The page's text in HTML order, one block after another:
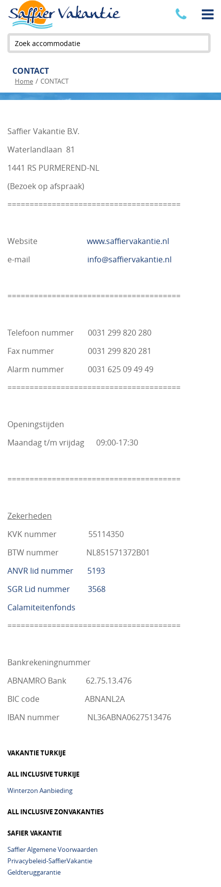
Zoek accommodatie
CONTACT
Home / CONTACT
Saffier Vakantie B.V.
Waterlandlaan 81
1441 RS PURMEREND-NL
(Bezoek op afspraak)
=======================================
Website www.saffiervakantie.nl
e-mail info@saffiervakantie.nl
=======================================
Telefoon nummer 0031 299 820 280
Fax nummer 0031 299 820 281
Alarm nummer 0031 625 09 49 49
=======================================
Openingstijden
Maandag t/m vrijdag 09:00-17:30
=======================================
Zekerheden
KVK nummer 55114350
BTW nummer NL851571372B01
ANVR lid nummer 5193
SGR Lid nummer 3568
Calamiteitenfonds
=======================================
Bankrekeningnummer
ABNAMRO Bank 62.75.13.476
BIC code ABNANL2A
IBAN nummer NL36ABNA0627513476
VAKANTIE TURKIJE
ALL INCLUSIVE TURKIJE
Winterzon Aanbieding
ALL INCLUSIVE ZONVAKANTIES
SAFIER VAKANTIE
Saffier Algemene Voorwaarden
Privacybeleid-SaffierVakantie
Geldteruggarantie